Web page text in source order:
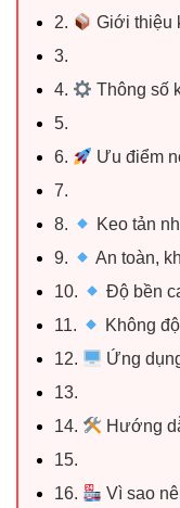
2.
Giới thiệu
3.
4.
Thông số
5.
6.
Ưu điểm
7.
8.
Keo tản
9.
An toàn,
10.
Độ bền
11.
Không
12.
Ứng
13.
14.
Hướng
15.
16.
Vì sao